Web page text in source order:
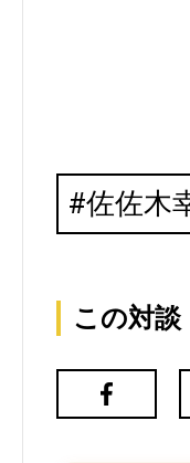
佐佐木
この対談
Facebook